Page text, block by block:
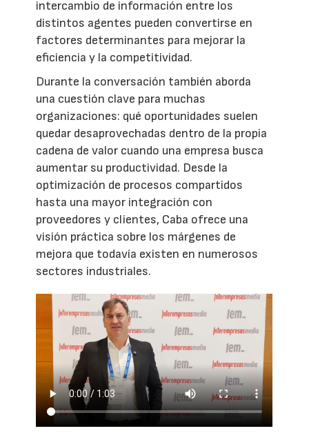
intercambio de información entre los
distintos agentes pueden convertirse en
factores determinantes para mejorar la
eficiencia y la competitividad.
Durante la conversación también aborda
una cuestión clave para muchas
organizaciones: qué oportunidades suelen
quedar desaprovechadas dentro de la propia
cadena de valor cuando una empresa busca
aumentar su productividad. Desde la
optimización de procesos compartidos
hasta una mayor integración con
proveedores y clientes, Caba ofrece una
visión práctica sobre los márgenes de
mejora que todavía existen en numerosos
sectores industriales.